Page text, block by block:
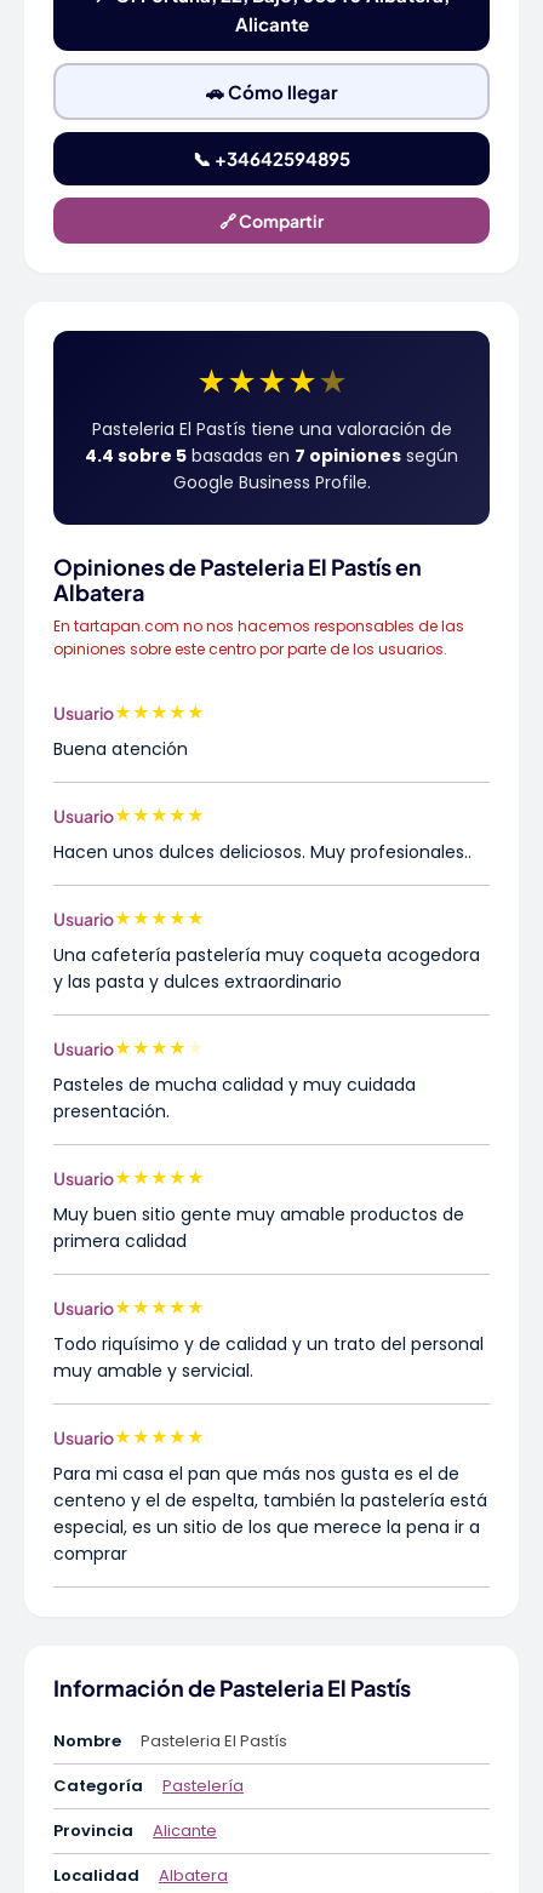
Alicante
🚗 Cómo llegar
📞 +34642594895
🔗 Compartir
★★★★★
Pasteleria El Pastís tiene una valoración de
4.4 sobre 5 basadas en 7 opiniones según
Google Business Profile.
Opiniones de Pasteleria El Pastís en
Albatera
En tartapan.com no nos hacemos responsables de las
opiniones sobre este centro por parte de los usuarios.
Usuario★★★★★
Buena atención
Usuario★★★★★
Hacen unos dulces deliciosos. Muy profesionales..
Usuario★★★★★
Una cafetería pastelería muy coqueta acogedora
y las pasta y dulces extraordinario
Usuario★★★★ ★
Pasteles de mucha calidad y muy cuidada
presentación.
Usuario★★★★★
Muy buen sitio gente muy amable productos de
primera calidad
Usuario★★★★★
Todo riquísimo y de calidad y un trato del personal
muy amable y servicial.
Usuario★★★★★
Para mi casa el pan que más nos gusta es el de
centeno y el de espelta, también la pastelería está
especial, es un sitio de los que merece la pena ir a
comprar
Información de Pasteleria El Pastís
Nombre
Pasteleria El Pastís
Categoría
Pastelería
Provincia
Alicante
Localidad
Albatera